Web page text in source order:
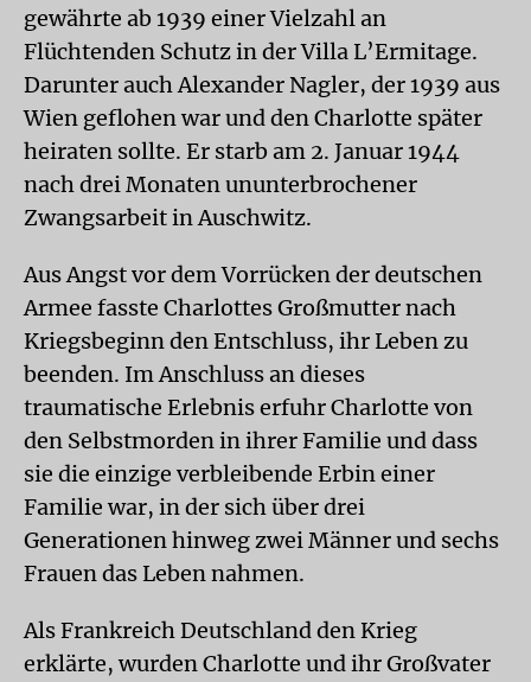
gewährte ab 1939 einer Vielzahl an
Flüchtenden Schutz in der Villa L’Ermitage.
Darunter auch Alexander Nagler, der 1939 aus
Wien geflohen war und den Charlotte später
heiraten sollte. Er starb am 2. Januar 1944
nach drei Monaten ununterbrochener
Zwangsarbeit in Auschwitz.
Aus Angst vor dem Vorrücken der deutschen
Armee fasste Charlottes Großmutter nach
Kriegsbeginn den Entschluss, ihr Leben zu
beenden. Im Anschluss an dieses
traumatische Erlebnis erfuhr Charlotte von
den Selbstmorden in ihrer Familie und dass
sie die einzige verbleibende Erbin einer
Familie war, in der sich über drei
Generationen hinweg zwei Männer und sechs
Frauen das Leben nahmen.
Als Frankreich Deutschland den Krieg
erklärte, wurden Charlotte und ihr Großvater